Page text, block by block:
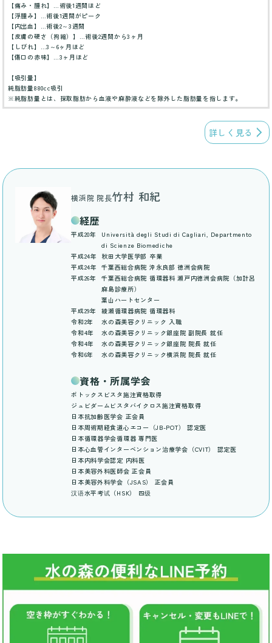
【痛み・腫れ】…術後1週間ほど
【浮腫み】…術後1週間がピーク
【内出血】…術後2～3週間
【皮膚の硬さ（拘縮）】…術後2週間から3ヶ月
【しびれ】…3～6ヶ月ほど
【傷口の赤味】…3ヶ月ほど
【吸引量】
純脂肪量880cc吸引
※純脂肪量とは、採取脂肪から血液や麻酔液などを除外した脂肪量を指します。
詳しく見る
横浜院 院長竹村 和紀
経歴
平成20年
Università degli Studi di Cagliari, Departmento
di Scienze Biomediche
平成24年
秋田大学医学部 卒業
平成24年
千葉西総合病院 沖永良部 徳洲会病院
平成26年
千葉西総合病院 循環器科 瀬戸内徳洲会病院（加計呂
麻島診療所）
葉山ハートセンター
平成29年
綾瀬循環器病院 循環器科
令和2年
水の森美容クリニック 入職
令和4年
水の森美容クリニック銀座院 副院長 就任
令和4年
水の森美容クリニック銀座院 院長 就任
令和6年
水の森美容クリニック横浜院 院長 就任
資格・所属学会
ボトックスビスタ施注資格取得
ジュビダームビスタバイクロス施注資格取得
日本抗加齢医学会 正会員
日本周術期経食道心エコー（JB-POT） 認定医
日本循環器学会循環器 専門医
日本心血管インターベンション治療学会（CVIT） 認定医
日本内科学会認定 内科医
日本美容外科医師会 正会員
日本美容外科学会（JSAS） 正会員
汉语水平考试（HSK） 四级